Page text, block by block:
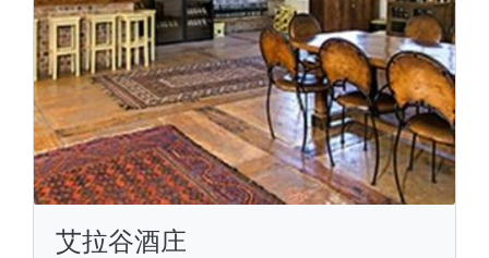
艾拉谷酒庄